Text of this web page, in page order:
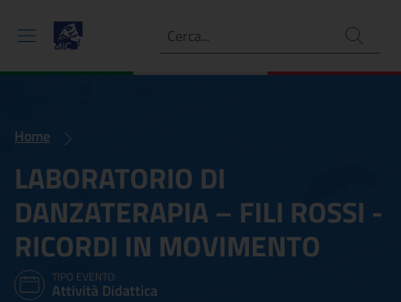
Ricerca
Home
LABORATORIO DI
DANZATERAPIA – FILI ROSSI -
RICORDI IN MOVIMENTO
TIPO EVENTO:
Attività Didattica